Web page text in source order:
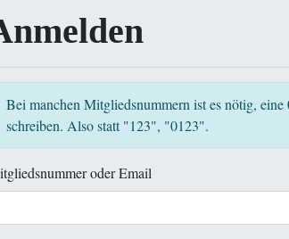
Bei manchen Mitgliedsnummern ist es nötig, eine
schreiben. Also statt "123", "0123".
oder Email